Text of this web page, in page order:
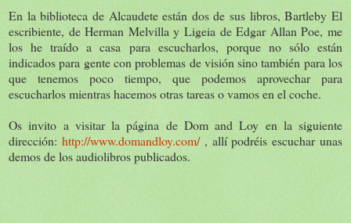
En la biblioteca de Alcaudete están dos de sus libros, Bartleby El
escribiente, de Herman Melvilla y Ligeia de Edgar Allan Poe, me
los he traído a casa para escucharlos, porque no sólo están
indicados para gente con problemas de visión sino también para los
que tenemos poco tiempo, que podemos aprovechar para
escucharlos mientras hacemos otras tareas o vamos en el coche.
Os invito a visitar la página de Dom and Loy en la siguiente
dirección: http://www.domandloy.com/, allí podréis escuchar unas
demos de los audiolibros publicados.